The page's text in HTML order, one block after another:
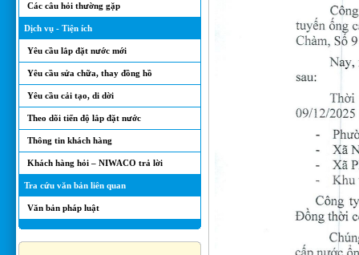
Các câu hỏi thường gặp
Dịch vụ - Tiện ích
Yêu cầu lắp đặt nước mới
Yêu cầu sửa chữa, thay đồng hồ
Yêu cầu cải tạo, di dời
Theo dõi tiến độ lắp đặt nước
Thông tin khách hàng
Khách hàng hỏi – NIWACO trả lời
Tra cứu văn bản liên quan
Văn bản pháp luật